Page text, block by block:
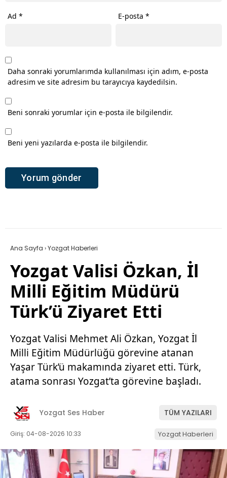
Ad * E-posta*
Daha sonraki yorumlarımda kullanılması için adım, e-posta
adresim ve site adresim bu tarayıcıya kaydedilsin.
Beni sonraki yorumlar için e-posta ile bilgilendir.
Beni yeni yazılarda e-posta ile bilgilendir.
Ana Sayfa ›Yozgat Haberleri
Yozgat Valisi Özkan, İl
Milli Eğitim Müdürü
Türk’ü Ziyaret Etti
Yozgat Valisi Mehmet Ali Özkan, Yozgat İl
Milli Eğitim Müdürlüğü görevine atanan
Yaşar Türk’ü makamında ziyaret etti. Türk,
atama sonrası Yozgat’ta görevine başladı.
Yozgat Ses Haber TÜM YAZILARI
Giriş: 04-08-2026 10:33 Yozgat Haberleri